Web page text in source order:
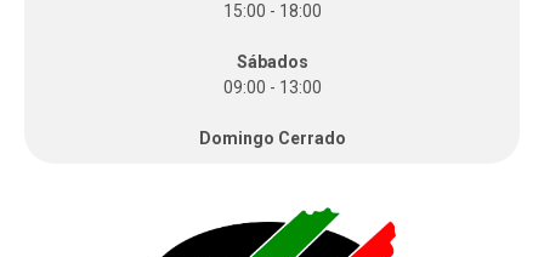
15:00 - 18:00
Sábados
09:00 - 13:00
Domingo Cerrado